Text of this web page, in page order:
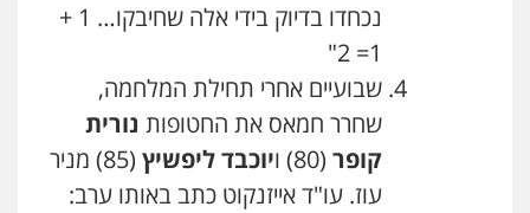
נכחדו בדיוק בידי אלה שחיבקו… 1 +
1= 2"
שבועיים אחרי תחילת המלחמה,
שחרר חמאס את החטופות נורית
קופר (80) ו יוכבד ליפשיץ
(85) מניר
עוז. עו"ד אייזנקוט כתב באותו ערב: